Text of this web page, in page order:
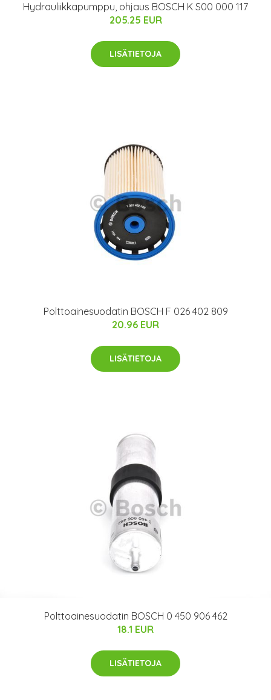
Hydrauliikkapumppu, ohjaus BOSCH K S00 000 117
205.25 EUR
LISÄTIETOJA
Polttoainesuodatin BOSCH F 026 402 809
20.96 EUR
LISÄTIETOJA
Polttoainesuodatin BOSCH 0 450 906 462
18.1 EUR
LISÄTIETOJA